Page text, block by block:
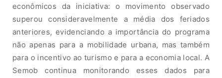
econômicos da iniciativa: o movimentoobservado
superou consideravelmente a média dos feriados
anteriores, evidenciando a importância do programa
não apenas para a mobilidade urbana, mas também
para o incentivo ao turismo e para a economia local. A
Semobcontinuamonitorando esses dados para